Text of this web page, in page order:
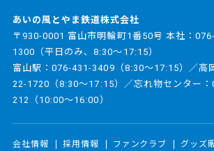
あいの風とやま鉄道株式会社
〒930-0001 富山市明輪町1番50号 本社：
1300 （平日のみ、8:30～17:15）
富山駅：076-431-3409 （8:30～17:15）／高
22-1720 （8:30～17:15）／忘れ物センター：
212 （10:00～16:00）
会社情報 採用情報 ファンクラブ グッズ